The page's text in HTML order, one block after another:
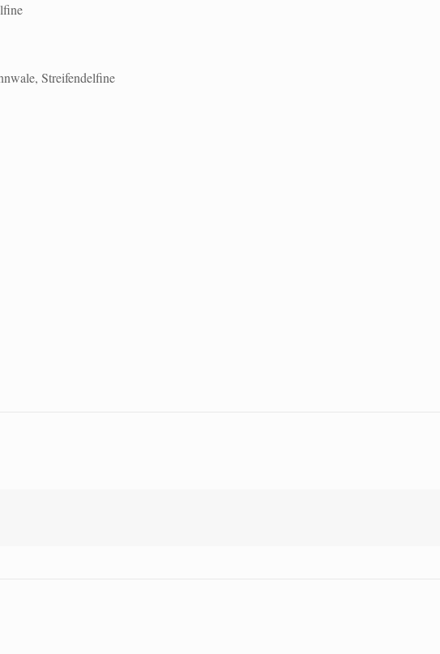
Streifendelfine